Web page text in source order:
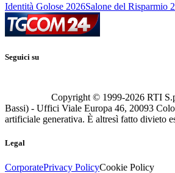
Identità Golose 2026Salone del Risparmio
Seguici su
Copyright © 1999-2026 RTI
Bassi) - Uffici Viale Europa 46, 20093
artificiale generativa. È altresì fatto divieto
Legal
CorporatePrivacy PolicyCookie Policy